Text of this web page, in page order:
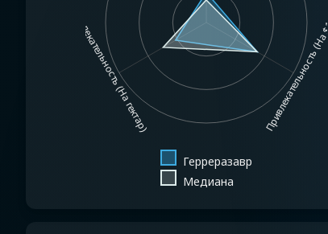
Привлекательность (На $1MM)
Привлекательность (На гектар)
Герреразавр
Медиана